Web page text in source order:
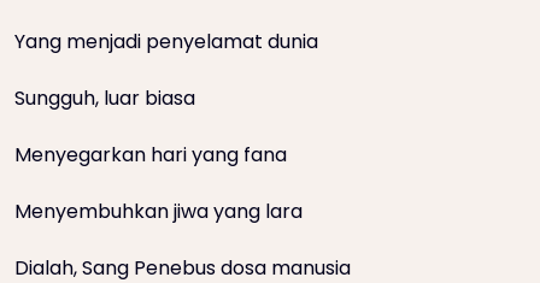
Yang menjadi penyelamat dunia
Sungguh, luar biasa
Menyegarkan hari yang fana
Menyembuhkan jiwa yang lara
Dialah, Sang Penebus dosa manusia